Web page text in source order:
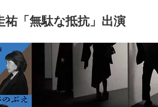
祐「無駄な抵抗」出演